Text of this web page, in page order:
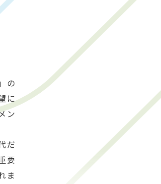
の
に
ン
だ
要
ま